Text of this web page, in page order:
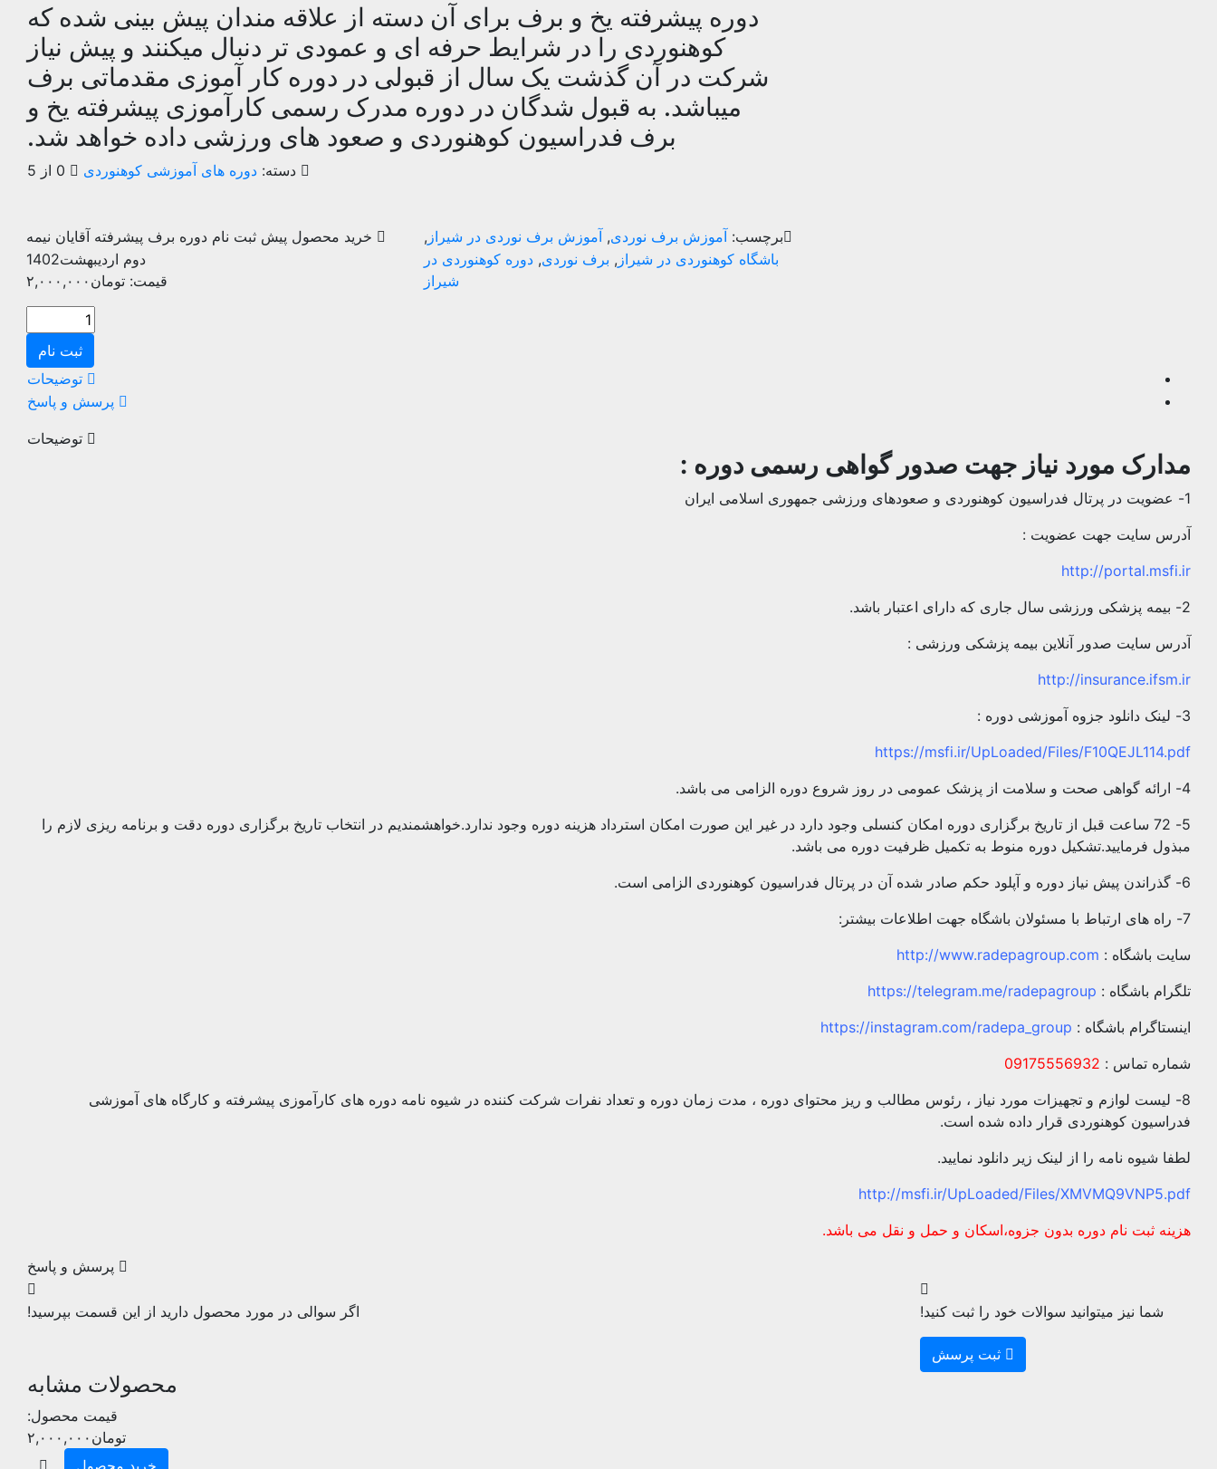
دوره پیشرفته یخ و برف برای آن دسته از علاقه مندان پیش بینی شده که
کوهنوردی را در شرایط حرفه ای و عمودی تر دنبال میکنند و پیش نیاز
شرکت در آن گذشت یک سال از قبولی در دوره کار آموزی مقدماتی برف
میباشد. به قبول شدگان در دوره مدرک رسمی کارآموزی پیشرفته یخ و
برف فدراسیون کوهنوردی و صعود های ورزشی داده خواهد شد.
دسته:دوره های آموزشی کوهنوردی 0 از 5
برچسب:آموزش برف نوردی,آموزش برف نوردی در شیراز ,
باشگاه کوهنوردی در شیراز , برف نوردی,دوره کوهنوردی در
شیراز
خرید محصول پیش ثبت نام دوره برف پیشرفته آقایان نیمه
دوم اردیبهشت1402
قیمت: تومان ۲,۰۰۰,۰۰۰
پیش
ثبت
نام
دوره
برف
آقایان
ثبت نام
توضیحات
پرسش و پاسخ
توضیحات
مدارک مورد نیاز جهت صدور گواهی رسمی دوره :
1- عضویت در پرتال فدراسیون کوهنوردی و صعودهای ورزشی جمهوری اسلامی ایران
آدرس سایت جهت عضویت :
http://portal.msfi.ir
2- بیمه پزشکی ورزشی سال جاری که دارای اعتبار باشد.
آدرس سایت صدور آنلاین بیمه پزشکی ورزشی :
http://insurance.ifsm.ir
3- لینک دانلود جزوه آموزشی دوره :
https://msfi.ir/UpLoaded/Files/F10QEJL114.pdf
4- ارائه گواهی صحت و سلامت از پزشک عمومی در روز شروع دوره الزامی می باشد.
5- 72 ساعت قبل از تاریخ برگزاری دوره امکان کنسلی وجود دارد در غیر این صورت امکان استرداد هزینه دوره وجود ندارد.خواهشمندیم در انتخاب تاریخ برگزاری دوره دقت و برنامه ریزی لازم را
مبذول فرمایید.تشکیل دوره منوط به تکمیل ظرفیت دوره می باشد.
6- گذراندن پیش نیاز دوره و آپلود حکم صادر شده آن در پرتال فدراسیون کوهنوردی الزامی است.
7- راه های ارتباط با مسئولان باشگاه جهت اطلاعات بیشتر:
سایت باشگاه : http://www.radepagroup.com
تلگرام باشگاه : https://telegram.me/radepagroup
اینستاگرام باشگاه : https://instagram.com/radepa_group
شماره تماس : 09175556932
8- لیست لوازم و تجهیزات مورد نیاز ، رئوس مطالب و ریز محتوای دوره ، مدت زمان دوره و تعداد نفرات شرکت کننده در شیوه نامه دوره های کارآموزی پیشرفته و کارگاه های آموزشی
فدراسیون کوهنوردی قرار داده شده است.
لطفا شیوه نامه را از لینک زیر دانلود نمایید.
http://msfi.ir/UpLoaded/Files/XMVMQ9VNP5.pdf
هزینه ثبت نام دوره بدون جزوه،اسکان و حمل و نقل می باشد.
پرسش و پاسخ
شما نیز میتوانید سوالات خود را ثبت کنید!
ثبت پرسش
اگر سوالی در مورد محصول دارید از این قسمت بپرسید!
محصولات مشابه
قیمت محصول:
تومان ۲,۰۰۰,۰۰۰